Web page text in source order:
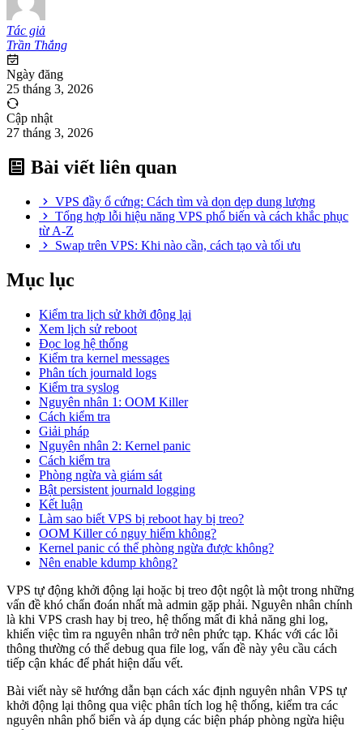
Tác giả
Trần Thắng
Ngày đăng
25 tháng 3, 2026
Cập nhật
27 tháng 3, 2026
Bài viết liên quan
VPS đầy ổ cứng: Cách tìm và dọn dẹp dung lượng
Tổng hợp lỗi hiệu năng VPS phổ biến và cách khắc phục
từ A-Z
Swap trên VPS: Khi nào cần, cách tạo và tối ưu
Mục lục
Kiểm tra lịch sử khởi động lại
Xem lịch sử reboot
Đọc log hệ thống
Kiểm tra kernel messages
Phân tích journald logs
Kiểm tra syslog
Nguyên nhân 1: OOM Killer
Cách kiểm tra
Giải pháp
Nguyên nhân 2: Kernel panic
Cách kiểm tra
Phòng ngừa và giám sát
Bật persistent journald logging
Kết luận
Làm sao biết VPS bị reboot hay bị treo?
OOM Killer có nguy hiểm không?
Kernel panic có thể phòng ngừa được không?
Nên enable kdump không?
VPS tự động khởi động lại hoặc bị treo đột ngột là một trong những
vấn đề khó chẩn đoán nhất mà admin gặp phải. Nguyên nhân chính
là khi VPS crash hay bị treo, hệ thống mất đi khả năng ghi log,
khiến việc tìm ra nguyên nhân trở nên phức tạp. Khác với các lỗi
thông thường có thể debug qua file log, vấn đề này yêu cầu cách
tiếp cận khác để phát hiện dấu vết.
Bài viết này sẽ hướng dẫn bạn cách xác định nguyên nhân VPS tự
khởi động lại thông qua việc phân tích log hệ thống, kiểm tra các
nguyên nhân phổ biến và áp dụng các biện pháp phòng ngừa hiệu